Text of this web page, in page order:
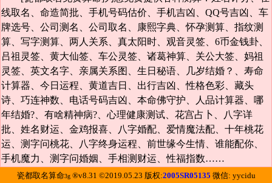
线取名、命造简批、手机号码估价、手机吉凶、QQ号吉凶、车
牌选号、公司测名、公司取名、康熙字典、怀孕测算、指纹测
算、写字测算、两人关系、真太阳时、观音灵签、6币金钱卦、
吕祖灵签、黄大仙签、车公灵签、诸葛神算、关公大签、妈祖
灵签、英文名字、亲属关系图、生日秘语、几岁结婚？、寿命
计算器、今日运程、黄道吉日、出行吉凶、性格色彩、藏头
诗、巧连神数、电话号码吉凶、本命佛守护、人品计算器、哪
年结婚?、有啥精神病?、心理健康测试、花宫占卜、八字详
批、姓名财运、金鸡报喜、八字婚配、爱情魔法配、十年桃花
运、测字问桃花、八字终身运程、前世缘今生情、谁能配你、
手机魔力、测字问婚姻、手相测财运、性福指数……
瓷都取名算命3g®v8.31 ©2019.05.23 版权:2005SR05135 微信: yycidu